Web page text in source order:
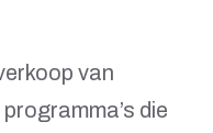
van
die